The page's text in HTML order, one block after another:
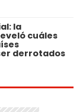
la
cuáles
derrotados